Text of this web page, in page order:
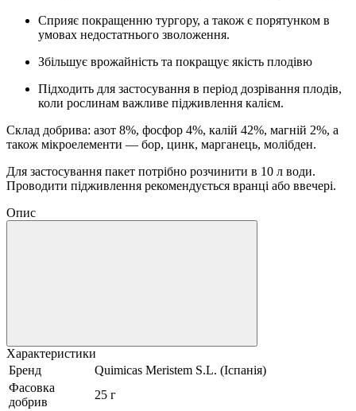
Сприяє покращенню тургору, а також є порятунком в
умовах недостатнього зволоження.
Збільшує врожайність та покращує якість плодівю
Підходить для застосування в період дозрівання плодів,
коли рослинам важливе підживлення калієм.
Склад добрива: азот 8%, фосфор 4%, калій 42%, магній 2%, а
також мікроелементи — бор, цинк, марганець, молібден.
Для застосування пакет потрібно розчинити в 10 л води.
Проводити підживлення рекомендується вранці або ввечері.
Опис
Характеристики
Бренд
Quimicas Meristem S.L. (Іспанія)
Фасовка
добрив
25 г